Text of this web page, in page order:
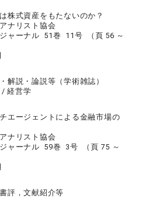
株式資産をもたないのか？
ナリスト協会
ャーナル 51巻 11号 （頁 56 ～
解説・論説等（学術雑誌）
/ 経営学
エージェントによる金融市場の
ナリスト協会
ャーナル 59巻 3号 （頁 75 ～
評，文献紹介等